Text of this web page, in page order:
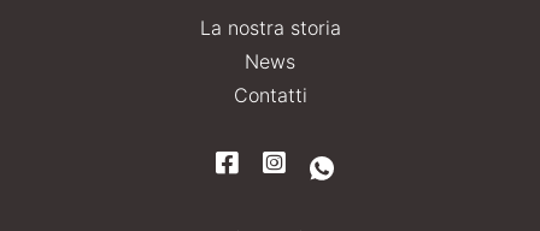
La nostra storia
News
Contatti